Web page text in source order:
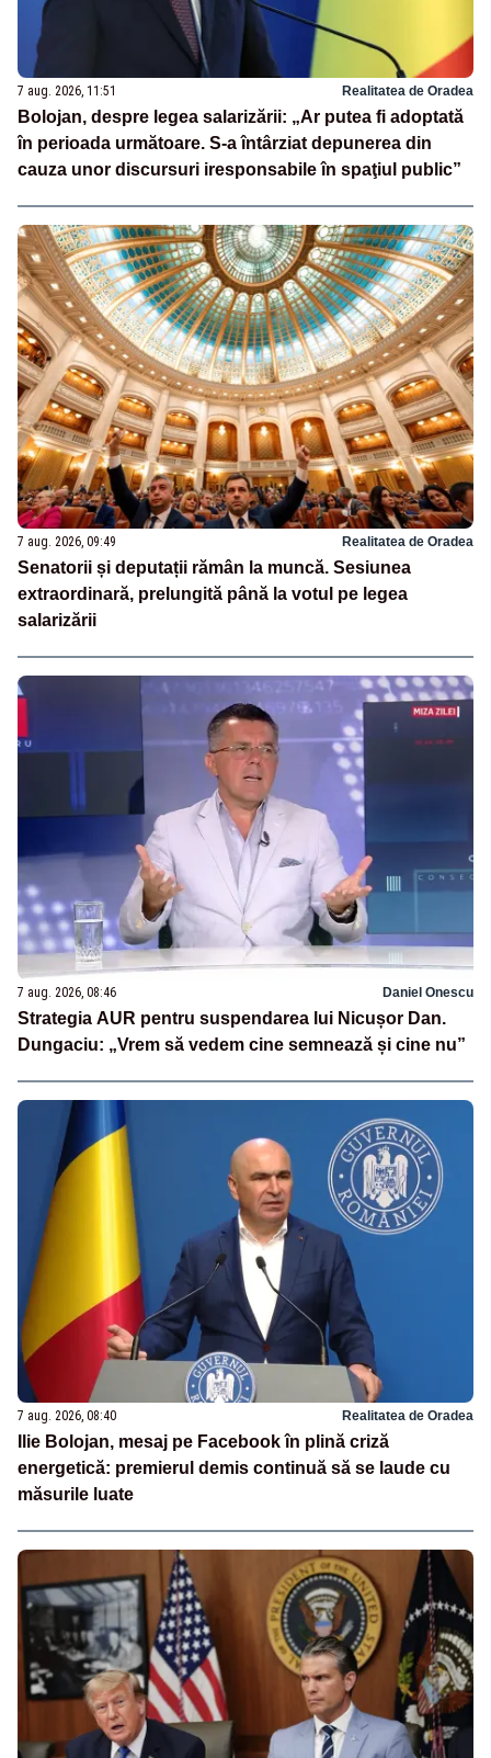
7 aug. 2026, 11:51 Realitatea de Oradea
Bolojan, despre legea salarizării: „Ar putea fi adoptată
în perioada următoare. S-a întârziat depunerea din
cauza unor discursuri iresponsabile în spaţiul public”
7 aug. 2026, 09:49 Realitatea de Oradea
Senatorii și deputații rămân la muncă. Sesiunea
extraordinară, prelungită până la votul pe legea
salarizării
7 aug. 2026, 08:46 Daniel Onescu
Strategia AUR pentru suspendarea lui Nicușor Dan.
Dungaciu: „Vrem să vedem cine semnează și cine nu”
7 aug. 2026, 08:40 Realitatea de Oradea
Ilie Bolojan, mesaj pe Facebook în plină criză
energetică: premierul demis continuă să se laude cu
măsurile luate